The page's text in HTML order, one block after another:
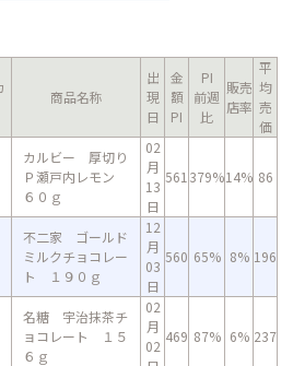
商品名称
出
現
日
金
額
PI
PI
前週
比
販売
店率
平
均
売
価
カルビー 厚切り
Ｐ瀬戸内レモン
６０ｇ
02
月
13
日
561 379%14% 86
不二家 ゴールド
ミルクチョコレー
ト １９０ｇ
12
月
03
日
560 65% 8% 196
名糖 宇治抹茶チ
ョコレート １５
６ｇ
02
月
02
469 87% 6% 237